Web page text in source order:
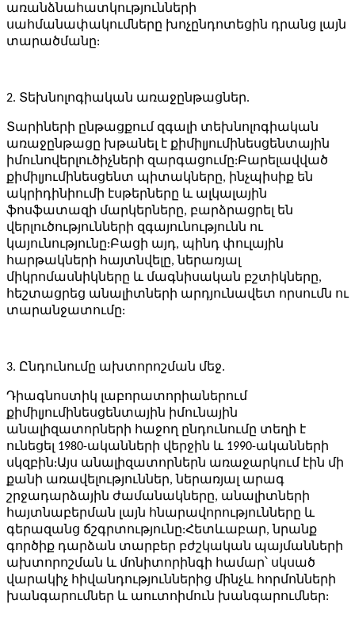
առանձնահատկությունների
սահմանափակումները խոչընդոտեցին դրանց լայն
տարածմանը:
2. Տեխնոլոգիական առաջընթացներ.
Տարիների ընթացքում զգալի տեխնոլոգիական
առաջընթացը խթանել է քիմիլյումինեսցենտային
իմունովերլուծիչների զարգացումը:Բարելավված
քիմիլյումինեսցենտ պիտակները, ինչպիսիք են
ակրիդինիումի էսթերները և ալկալային
ֆոսֆատազի մարկերները, բարձրացրել են
վերլուծությունների զգայունությունն ու
կայունությունը:Բացի այդ, պինդ փուլային
հարթակների հայտնվելը, ներառյալ
միկրոմասնիկները և մագնիսական բշտիկները,
հեշտացրեց անալիտների արդյունավետ որսումն ու
տարանջատումը:
3. Ընդունումը ախտորոշման մեջ.
Դիագնոստիկ լաբորատորիաներում
քիմիլյումինեսցենտային իմունային
անալիզատորների հաջող ընդունումը տեղի է
ունեցել 1980-ականների վերջին և 1990-ականների
սկզբին:Այս անալիզատորներն առաջարկում էին մի
քանի առավելություններ, ներառյալ արագ
շրջադարձային ժամանակները, անալիտների
հայտնաբերման լայն հնարավորությունները և
գերազանց ճշգրտությունը:Հետևաբար, նրանք
գործիք դարձան տարբեր բժշկական պայմանների
ախտորոշման և մոնիտորինգի համար՝ սկսած
վարակիչ հիվանդություններից մինչև հորմոնների
խանգարումներ և աուտոիմուն խանգարումներ: